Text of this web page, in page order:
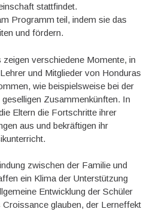
stattfindet.
Programm teil, indem sie das
und fördern.
verschiedene Momente, in
und Mitglieder von Honduras
wie beispielsweise bei der
Zusammenkünften. In
Eltern die Fortschritte ihrer
aus und bekräftigen ihr
zwischen der Familie und
ein Klima der Unterstützung
Entwicklung der Schüler
glauben, der Lerneffekt